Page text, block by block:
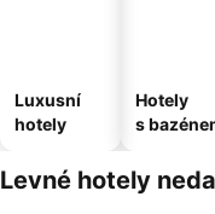
Luxusní
hotely
Hotely
s
Levné hotely